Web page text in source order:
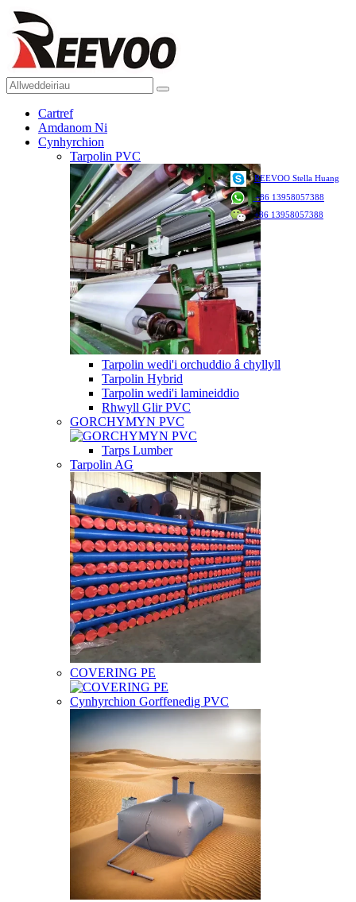
Cartref
Amdanom Ni
Cynhyrchion
Tarpolin PVC
Tarpolin wedi'i orchuddio â chyllyll
Tarpolin Hybrid
Tarpolin wedi'i lamineiddio
Rhwyll Glir PVC
GORCHYMYN PVC
Tarps Lumber
Tarpolin AG
COVERING PE
Cynhyrchion Gorffenedig PVC
REEVOO Stella Huang
+86 13958057388
+86 13958057388